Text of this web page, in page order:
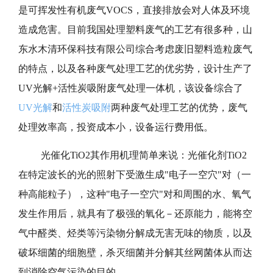
是可挥发性有机废气VOCS，直接排放会对人体及环境
造成危害。目前我国处理塑料废气的工艺有很多种，山
东水木清环保科技有限公司综合考虑废旧塑料造粒废气
的特点，以及各种废气处理工艺的优劣势，设计生产了
UV光解+活性炭吸附废气处理一体机，该设备综合了
UV光解和活性炭吸附两种废气处理工艺的优势，废气
处理效率高，投资成本小，设备运行费用低。
光催化TiO2其作用机理简单来说：光催化剂TiO2
在特定波长的光的照射下受激生成"电子一空穴"对（一
种高能粒子），这种"电子一空穴"对和周围的水、氧气
发生作用后，就具有了极强的氧化－还原能力，能将空
气中醛类、烃类等污染物分解成无害无味的物质，以及
破坏细菌的细胞壁，杀灭细菌并分解其丝网菌体从而达